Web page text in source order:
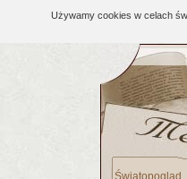
Używamy cookies w celach
Światopogląd